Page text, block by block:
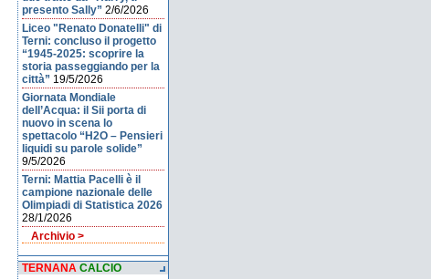
presento Sally” 2/6/2026
Liceo "Renato Donatelli" di
Terni: concluso il progetto
“1945-2025: scoprire la
storia passeggiando per la
città” 19/5/2026
Giornata Mondiale
dell’Acqua: il Sii porta di
nuovo in scena lo
spettacolo “H2O – Pensieri
liquidi su parole solide”
9/5/2026
Terni: Mattia Pacelli è il
campione nazionale delle
Olimpiadi di Statistica 2026
28/1/2026
Archivio >
TERNANA CALCIO